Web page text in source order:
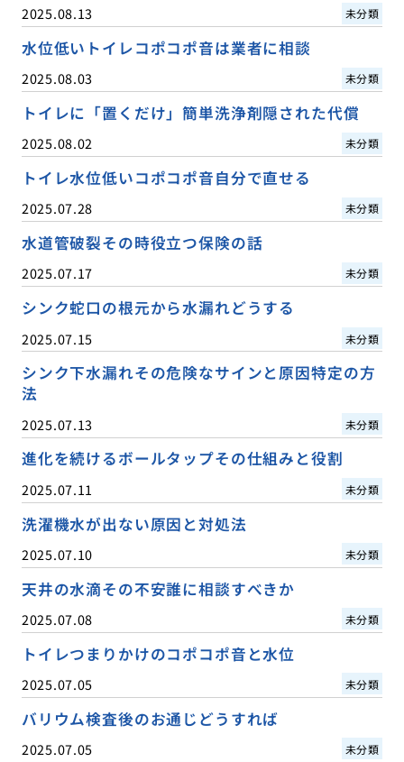
2025.08.13 未分類
水位低いトイレコポコポ音は業者に相談
2025.08.03 未分類
トイレに「置くだけ」簡単洗浄剤隠された代償
2025.08.02 未分類
トイレ水位低いコポコポ音自分で直せる
2025.07.28 未分類
水道管破裂その時役立つ保険の話
2025.07.17 未分類
シンク蛇口の根元から水漏れどうする
2025.07.15 未分類
シンク下水漏れその危険なサインと原因特定の方
法
2025.07.13 未分類
進化を続けるボールタップその仕組みと役割
2025.07.11 未分類
洗濯機水が出ない原因と対処法
2025.07.10 未分類
天井の水滴その不安誰に相談すべきか
2025.07.08 未分類
トイレつまりかけのコポコポ音と水位
2025.07.05 未分類
バリウム検査後のお通じどうすれば
2025.07.05 未分類